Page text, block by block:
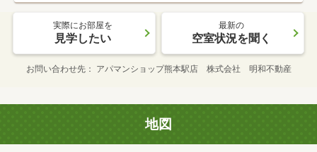
実際にお部屋を
見学したい
最新の
空室状況を聞く
お問い合わせ先 アパマンショップ熊本駅店 株式会社 明和不動産
地図